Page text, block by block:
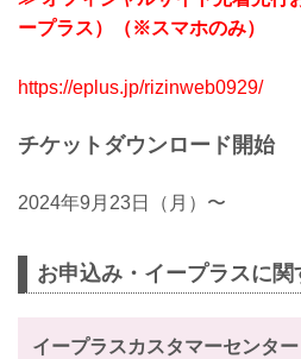
ープラス）（※スマホのみ）
https://eplus.jp/rizinweb0929/
チケットダウンロード開始
2024年9月23日（月）〜
お申込み・イープラスに
イープラスカスタマーセンター